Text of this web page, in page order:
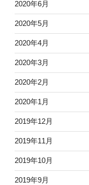
2020年6月
2020年5月
2020年4月
2020年3月
2020年2月
2020年1月
2019年12月
2019年11月
2019年10月
2019年9月